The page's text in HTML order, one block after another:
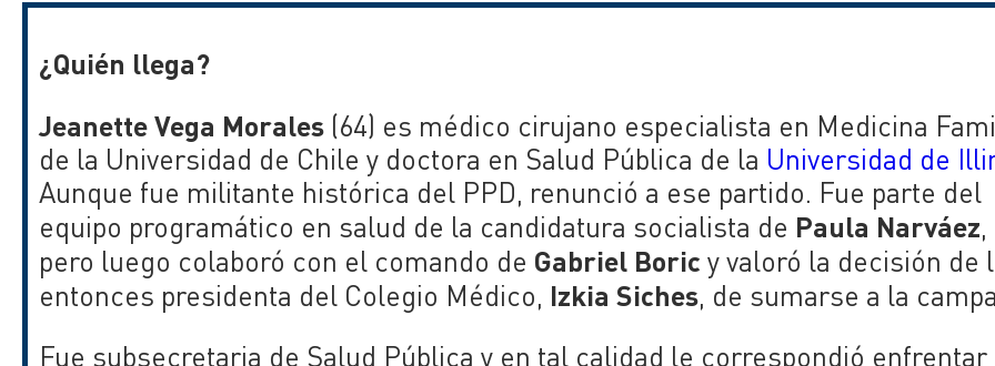
¿Quién llega?
Jeanette Vega Morales (64) es médico cirujano especialista en Medicina
de la Universidad de Chile y doctora en Salud Pública de la Universidad de
Aunque fue militante histórica del PPD, renunció a ese partido. Fue parte del
equipo programático en salud de la candidatura socialista de Paula Narváez,
pero luego colaboró con el comando de Gabriel Boric y valoró la decisión de
entonces presidenta del Colegio Médico, Izkia Siches, de sumarse a la
Fue subsecretaria de Salud Pública y en tal calidad le correspondió enfrentar